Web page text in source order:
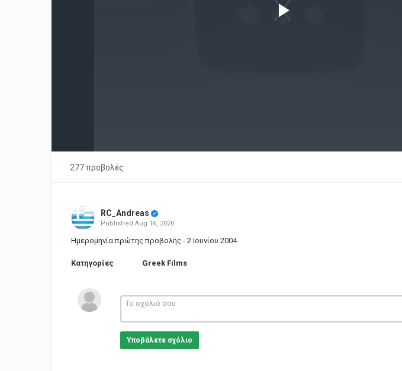
277 προβολές
RC_Andreas
Published Aug 16, 2020
Ημερομηνία πρώτης προβολής - 2 Ιουνίου 2004
Κατηγορίες Greek Films
Υποβάλετε σχόλιο